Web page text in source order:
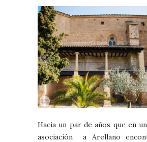
Hacía un par de años que en
asociación a Arellano